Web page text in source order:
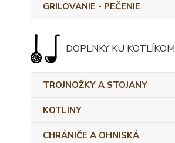
GRILOVANIE - PEČENIE
DOPLNKY KU KOTLÍKOM
TROJNOŽKY A STOJANY
KOTLINY
CHRÁNIČE A OHNISKÁ